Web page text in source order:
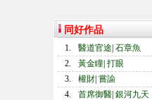
同好作品
1. 醫道官途 石章魚
2.
黃金瞳 打眼
3.
權財 嘗諭
4.
首席御醫 銀河九天